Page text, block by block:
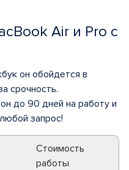
Air и Pro с
он обойдется в
срочность.
до 90 дней на работу и
запрос!
Стоимость
работы